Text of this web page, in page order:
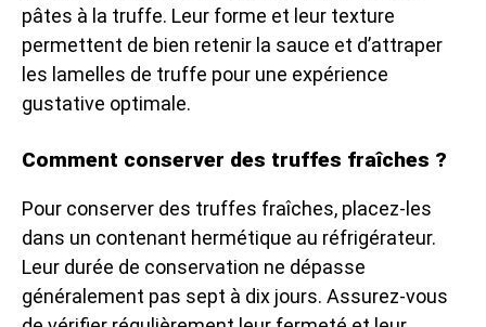
pâtes à la truffe. Leur forme et leur texture
permettent de bien retenir la sauce et d’attraper
les lamelles de truffe pour une expérience
gustative optimale.
Comment conserver des truffes fraîches ?
Pour conserver des truffes fraîches, placez-les
dans un contenant hermétique au réfrigérateur.
Leur durée de conservation ne dépasse
généralement pas sept à dix jours. Assurez-vous